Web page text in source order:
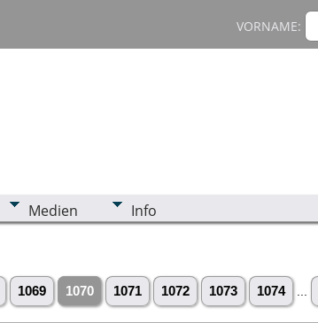
VORNAME:
Medien Info
1069 1070 1071 1072 1073 1074